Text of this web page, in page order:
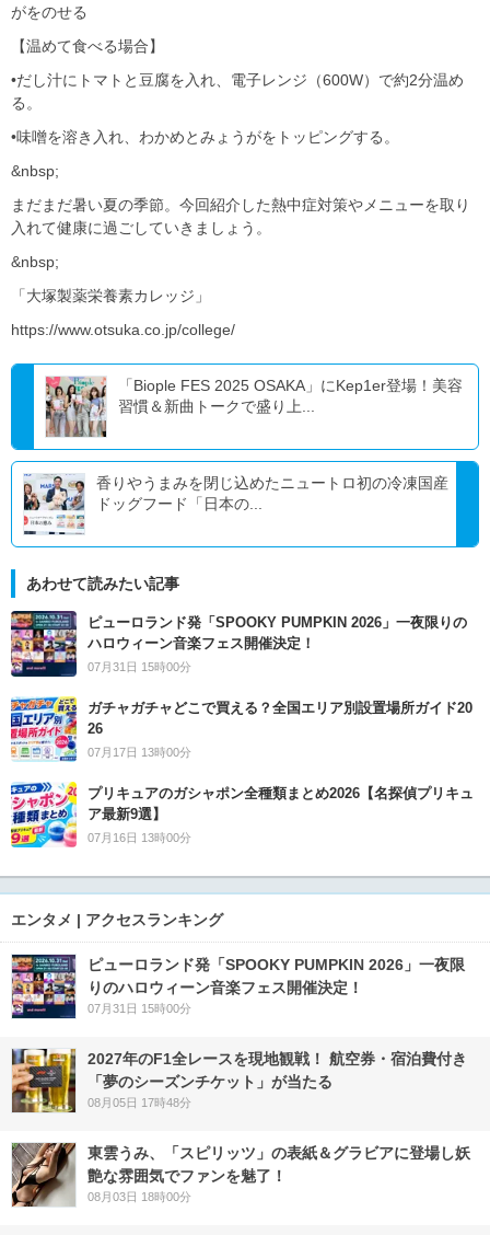
がをのせる
【温めて食べる場合】
•だし汁にトマトと豆腐を入れ、電子レンジ（600W）で約2分温め
る。
•味噌を溶き入れ、わかめとみょうがをトッピングする。
&nbsp;
まだまだ暑い夏の季節。今回紹介した熱中症対策やメニューを取り
入れて健康に過ごしていきましょう。
&nbsp;
「大塚製薬栄養素カレッジ」
https://www.otsuka.co.jp/college/
「Biople FES 2025 OSAKA」にKep1er登場！美容
習慣＆新曲トークで盛り上...
香りやうまみを閉じ込めたニュートロ初の冷凍国産
ドッグフード「日本の...
あわせて読みたい記事
ピューロランド発「SPOOKY PUMPKIN 2026」一夜限りの
ハロウィーン音楽フェス開催決定！
07月31日 15時00分
ガチャガチャどこで買える？全国エリア別設置場所ガイド20
26
07月17日 13時00分
プリキュアのガシャポン全種類まとめ2026【名探偵プリキュ
ア最新9選】
07月16日 13時00分
エンタメ | アクセスランキング
ピューロランド発「SPOOKY PUMPKIN 2026」一夜限
りのハロウィーン音楽フェス開催決定！
07月31日 15時00分
2027年のF1全レースを現地観戦！ 航空券・宿泊費付き
「夢のシーズンチケット」が当たる
08月05日 17時48分
東雲うみ、「スピリッツ」の表紙＆グラビアに登場し妖
艶な雰囲気でファンを魅了！
08月03日 18時00分